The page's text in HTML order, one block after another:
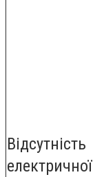
Відсутність
електричної